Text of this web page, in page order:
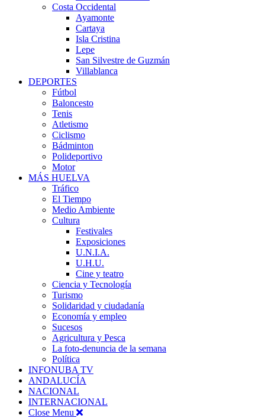
Costa Occidental
Ayamonte
Cartaya
Isla Cristina
Lepe
San Silvestre de Guzmán
Villablanca
DEPORTES
Fútbol
Baloncesto
Tenis
Atletismo
Ciclismo
Bádminton
Polideportivo
Motor
MÁS HUELVA
Tráfico
El Tiempo
Medio Ambiente
Cultura
Festivales
Exposiciones
U.N.I.A.
U.H.U.
Cine y teatro
Ciencia y Tecnología
Turismo
Solidaridad y ciudadanía
Economía y empleo
Sucesos
Agricultura y Pesca
La foto-denuncia de la semana
Política
INFONUBA TV
ANDALUCÍA
NACIONAL
INTERNACIONAL
Close Menu